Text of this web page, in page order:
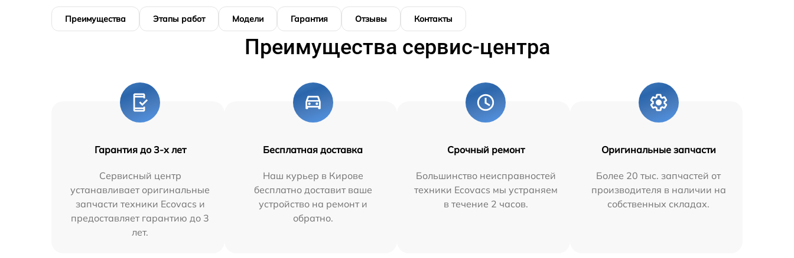
Преимущества Этапы работ Модели Гарантия Отзывы Контакты
Преимущества сервис-центра
Гарантия до 3-х лет
Сервисный центр
устанавливает оригинальные
запчасти техники Ecovacs и
предоставляет гарантию до 3
лет.
Бесплатная доставка
Наш курьер в Кирове
бесплатно доставит ваше
устройство на ремонт и
обратно.
Срочный ремонт
Большинство неисправностей
техники Ecovacs мы устраняем
в течение 2 часов.
Оригинальные запчасти
Более 20 тыс. запчастей от
производителя в наличии на
собственных складах.